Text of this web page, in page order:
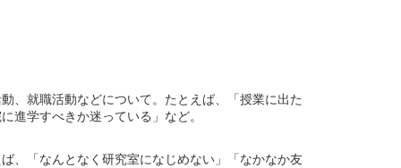
、就職活動などについて。たとえば、「授業に出た
進学すべきか迷っている」など。
、「なんとなく研究室になじめない」「なかなか友